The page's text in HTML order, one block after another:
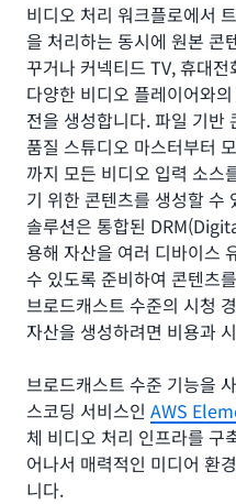
비디오 처리 워크플로에서
을 처리하는 동시에 원본 콘
꾸거나 커넥티드 TV, 휴대
다양한 비디오 플레이어와
전을 생성합니다. 파일 기반
품질 스튜디오 마스터부터
까지 모든 비디오 입력 소스
기 위한 콘텐츠를 생성할 수
솔루션은 통합된
용해 자산을 여러 디바이스
수 있도록 준비하여 콘텐츠
브로드캐스트 수준의 시청
자산을 생성하려면 비용과
브로드캐스트 수준 기능을
스코딩 서비스인 AWS
체 비디오 처리 인프라를 구
어나서 매력적인 미디어 환
니다.